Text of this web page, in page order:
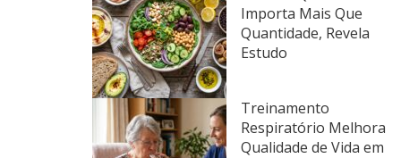
Importa Mais Que
Quantidade, Revela
Estudo
Treinamento
Respiratório Melhora
Qualidade de Vida em